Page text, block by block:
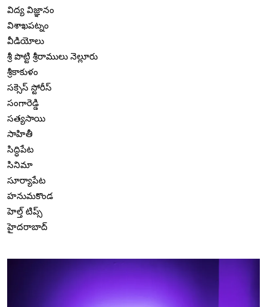
విద్య విజ్ఞానం
విశాఖపట్నం
వీడియోలు
శ్రీ పొట్టి శ్రీరాములు నెల్లూరు
శ్రీకాకుళం
సక్సెస్ స్టోరీస్
సంగారెడ్డి
సత్యసాయి
సాహితీ
సిద్ధిపేట
సినిమా
సూర్యాపేట
హనుమకొండ
హెల్త్ టిప్స్
హైదరాబాద్